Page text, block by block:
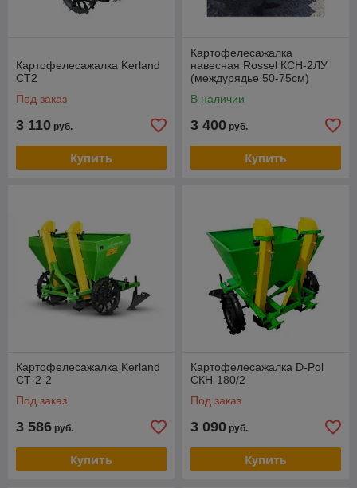
Картофелесажалка Kerland
СТ2
Под заказ
3 110 руб.
Купить
Картофелесажалка
навесная Rossel КСН-2ЛУ
(междурядье 50-75см)
В наличии
3 400 руб.
Купить
Картофелесажалка Kerland
СТ-2-2
Под заказ
3 586 руб.
Купить
Картофелесажалка D-Pol
СКН-180/2
Под заказ
3 090 руб.
Купить